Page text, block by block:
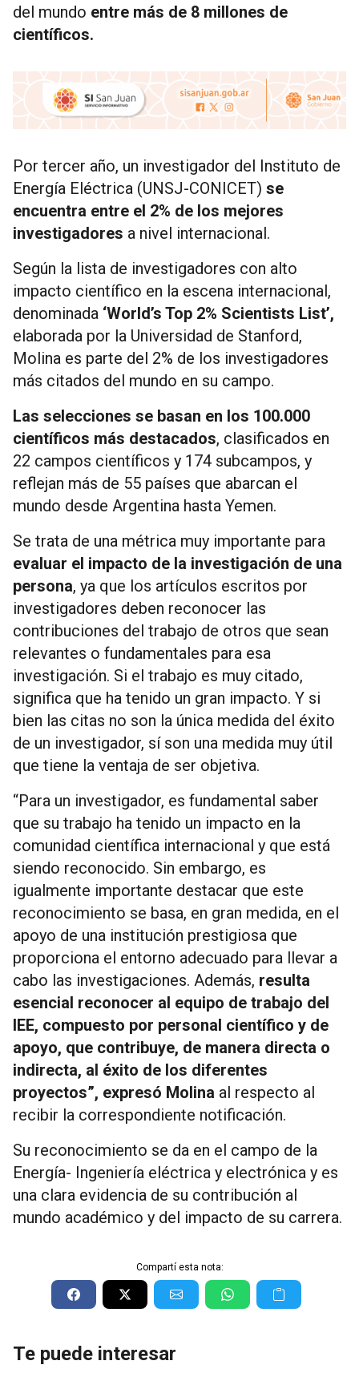
del mundo entre más de 8 millones de
científicos.
Por tercer año, un investigador del Instituto de
Energía Eléctrica (UNSJ-CONICET) se
encuentra entre el 2% de los mejores
investigadores a nivel internacional.
Según la lista de investigadores con alto
impacto científico en la escena internacional,
denominada ‘World’s Top 2% Scientists List’,
elaborada por la Universidad de Stanford,
Molina es parte del 2% de los investigadores
más citados del mundo en su campo.
Las selecciones se basan en los 100.000
científicos más destacados, clasificados en
22 campos científicos y 174 subcampos, y
reflejan más de 55 países que abarcan el
mundo desde Argentina hasta Yemen.
Se trata de una métrica muy importante para
evaluar el impacto de la investigación de una
persona, ya que los artículos escritos por
investigadores deben reconocer las
contribuciones del trabajo de otros que sean
relevantes o fundamentales para esa
investigación. Si el trabajo es muy citado,
significa que ha tenido un gran impacto. Y si
bien las citas no son la única medida del éxito
de un investigador, sí son una medida muy útil
que tiene la ventaja de ser objetiva.
“Para un investigador, es fundamental saber
que su trabajo ha tenido un impacto en la
comunidad científica internacional y que está
siendo reconocido. Sin embargo, es
igualmente importante destacar que este
reconocimiento se basa, en gran medida, en el
apoyo de una institución prestigiosa que
proporciona el entorno adecuado para llevar a
cabo las investigaciones. Además, resulta
esencial reconocer al equipo de trabajo del
IEE, compuesto por personal científico y de
apoyo, que contribuye, de manera directa o
indirecta, al éxito de los diferentes
proyectos”, expresó Molina al respecto al
recibir la correspondiente notificación.
Su reconocimiento se da en el campo de la
Energía- Ingeniería eléctrica y electrónica y es
una clara evidencia de su contribución al
mundo académico y del impacto de su carrera.
Compartí esta nota:
Te puede interesar